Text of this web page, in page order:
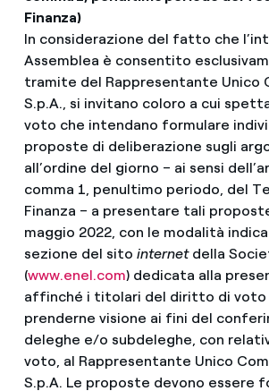
Finanza)
In considerazione del fatto che
Assemblea è consentito
tramite del Rappresentante Unico
S.p.A., si invitano coloro a cui
voto che intendano formulare
proposte di deliberazione sugli
all’ordine del giorno – ai sensi
comma 1, penultimo periodo, del
Finanza – a presentare tali
maggio 2022, con le modalità
sezione del sito internetdella
(www.enel.com) dedicata alla
affinché i titolari del diritto di voto
prenderne visione ai fini del
deleghe e/o subdeleghe, con
voto, al Rappresentante Unico
S.p.A. Le proposte devono essere